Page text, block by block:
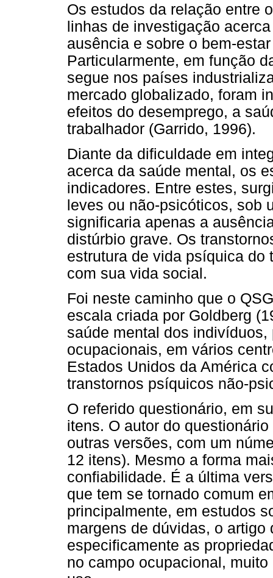
Os estudos da relação entre
linhas de investigação
ausência e sobre o bem-
Particularmente, em função
segue nos países
mercado globalizado, foram
efeitos do desemprego, a
trabalhador (Garrido, 1996).
Diante da dificuldade em
acerca da saúde mental, os
indicadores. Entre estes,
leves ou não-psicóticos, sob
significaria apenas a
distúrbio grave. Os
estrutura de vida psíquica do
com sua vida social.
Foi neste caminho que o
escala criada por Goldberg
saúde mental dos
ocupacionais, em vários
Estados Unidos da América
transtornos psíquicos não-
O referido questionário, em
itens. O autor do
outras versões, com um
12 itens). Mesmo a forma
confiabilidade. É a última
que tem se tornado comum
principalmente, em estudos
margens de dúvidas, o
especificamente as
no campo ocupacional,